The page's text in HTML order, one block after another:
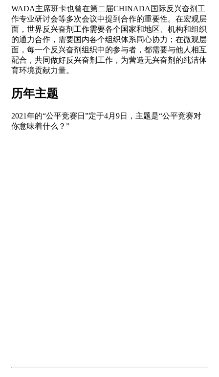
WADA主席班卡也曾在第二届CHINADA国际反兴奋剂工
作专业研讨会等多次会议中提到合作的重要性。在宏观层
面，世界反兴奋剂工作需要各个国家和地区、机构和组织
的通力合作，需要国内各个组织体系同心协力；在微观层
面，每一个反兴奋剂组织中的参与者，都需要与他人相互
配合，共同做好反兴奋剂工作，为营造无兴奋剂的纯洁体
育环境贡献力量。
历年主题
2021年的“公平竞赛日”定于4月9日，主题是“公平竞赛对
你意味着什么？”